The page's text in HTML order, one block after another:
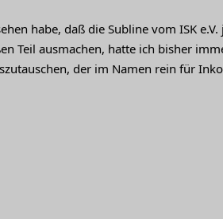
habe, daß die Subline vom ISK e.V.
Teil ausmachen, hatte ich bisher
der im Namen rein für